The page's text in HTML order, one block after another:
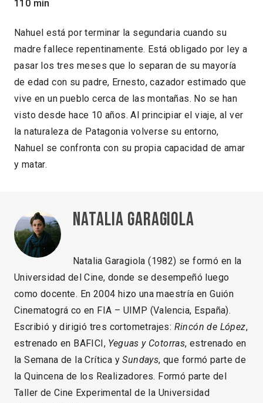
110 min
Nahuel está por terminar la segundaria cuando su
madre fallece repentinamente. Está obligado por ley a
pasar los tres meses que lo separan de su mayoría
de edad con su padre, Ernesto, cazador estimado que
vive en un pueblo cerca de las montañas. No se han
visto desde hace 10 años. Al principiar el viaje, al ver
la naturaleza de Patagonia volverse su entorno,
Nahuel se confronta con su propia capacidad de amar
y matar.
Natalia Garagiola
Natalia Garagiola (1982) se formó en la
Universidad del Cine, donde se desempeñó luego
como docente. En 2004 hizo una maestría en Guión
Cinematográ co en FIA – UIMP (Valencia, España).
Escribió y dirigió tres cortometrajes: Rincón de López,
estrenado en BAFICI, Yeguas y Cotorras, estrenado en
la Semana de la Crítica ySundays, que formó parte de
la Quincena de los Realizadores. Formó parte del
Taller de Cine Experimental de la Universidad